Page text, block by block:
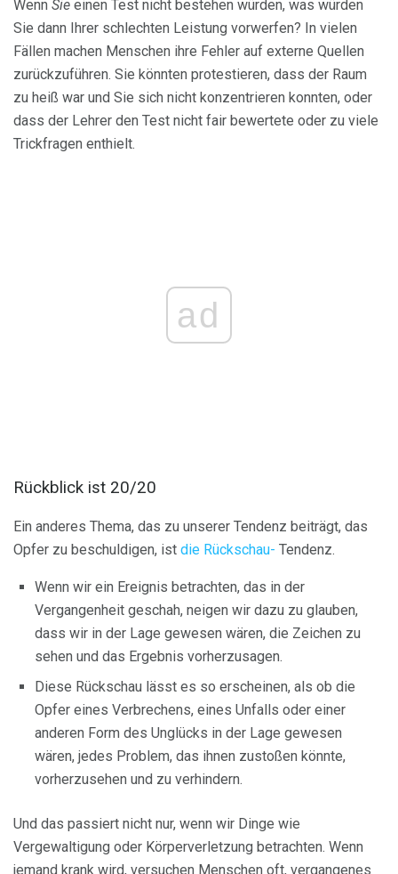
Wenn Sie einen Test nicht bestehen würden, was würden
Sie dann Ihrer schlechten Leistung vorwerfen? In vielen
Fällen machen Menschen ihre Fehler auf externe Quellen
zurückzuführen. Sie könnten protestieren, dass der Raum
zu heiß war und Sie sich nicht konzentrieren konnten, oder
dass der Lehrer den Test nicht fair bewertete oder zu viele
Trickfragen enthielt.
ad
Rückblick ist 20/20
Ein anderes Thema, das zu unserer Tendenz beiträgt, das
Opfer zu beschuldigen, ist die Rückschau- Tendenz.
Wenn wir ein Ereignis betrachten, das in der
Vergangenheit geschah, neigen wir dazu zu glauben,
dass wir in der Lage gewesen wären, die Zeichen zu
sehen und das Ergebnis vorherzusagen.
Diese Rückschau lässt es so erscheinen, als ob die
Opfer eines Verbrechens, eines Unfalls oder einer
anderen Form des Unglücks in der Lage gewesen
wären, jedes Problem, das ihnen zustoßen könnte,
vorherzusehen und zu verhindern.
Und das passiert nicht nur, wenn wir Dinge wie
Vergewaltigung oder Körperverletzung betrachten. Wenn
jemand krank wird, versuchen Menschen oft, vergangenes